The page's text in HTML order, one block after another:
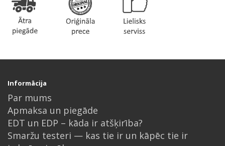
Informācija
Par mums
Apmaksa un piegāde
EDT un EDP – kāda ir atšķirība?
Smaržu testeri — kas tie ir un kāpēc tie ir